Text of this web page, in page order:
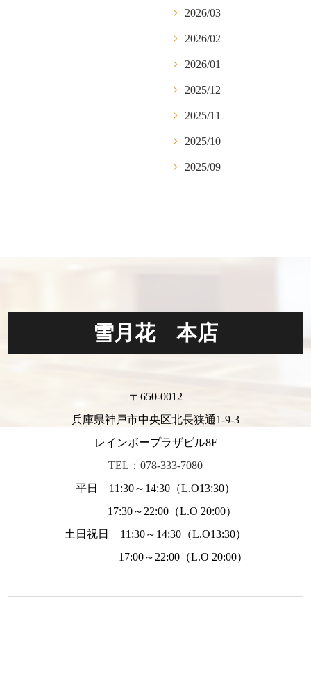
2026/03
2026/02
2026/01
2025/12
2025/11
2025/10
2025/09
雪月花 本店
〒650-0012
兵庫県神戸市中央区北長狭通1-9-3
レインボープラザビル8F
TEL：078-333-7080
平日 11:30～14:30（L.O13:30）
17:30～22:00（L.O 20:00）
土日祝日 11:30～14:30（L.O13:30）
17:00～22:00（L.O 20:00）